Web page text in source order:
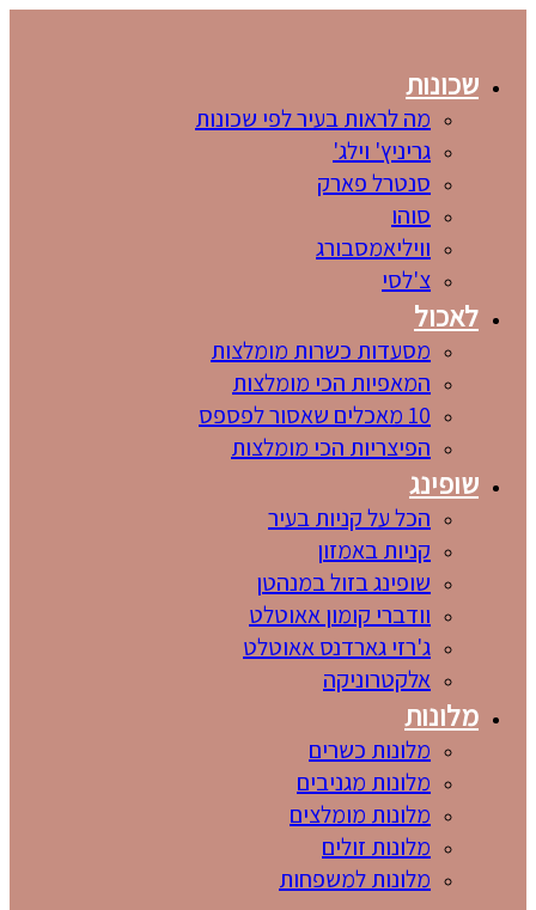
שכונות
מה לראות בעיר לפי שכונות
גריניץ' וילג'
סנטרל פארק
סוהו
וויליאמסבורג
צ'לסי
לאכול
מסעדות כשרות מומלצות
המאפיות הכי מומלצות
10 מאכלים שאסור לפספס
הפיצריות הכי מומלצות
שופינג
הכל על קניות בעיר
קניות באמזון
שופינג בזול במנהטן
וודברי קומון אאוטלט
ג'רזי גארדנס אאוטלט
אלקטרוניקה
מלונות
מלונות כשרים
מלונות מגניבים
מלונות מומלצים
מלונות זולים
מלונות למשפחות